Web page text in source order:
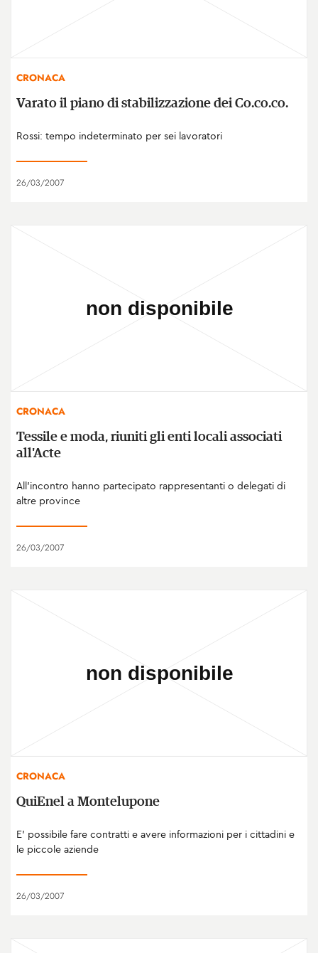
CRONACA
Varato il piano di stabilizzazione dei Co.co.co.
Rossi: tempo indeterminato per sei lavoratori
26/03/2007
CRONACA
Tessile e moda, riuniti gli enti locali associati
all'Acte
All'incontro hanno partecipato rappresentanti o delegati di
altre province
26/03/2007
CRONACA
QuiEnel a Montelupone
E' possibile fare contratti e avere informazioni per i cittadini e
le piccole aziende
26/03/2007